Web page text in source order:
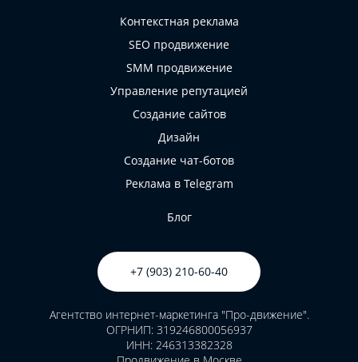
Контекстная реклама
SEO продвижение
SMM продвижение
Управление репутацией
Создание сайтов
Дизайн
Создание чат-ботов
Реклама в Telegram
Блог
+7 (903) 210-60-40
Агентство интернет-маркетинга "Про-движение".
ОГРНИП: 319246800056937
ИНН: 246313382328